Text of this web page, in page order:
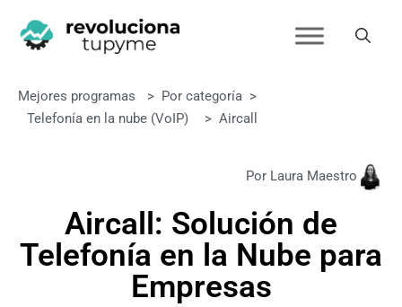
Mejores programas > Por categoría >
Telefonía en la nube (VoIP)
> Aircall
Por Laura Maestro
Aircall: Solución de
Telefonía en la Nube para
Empresas